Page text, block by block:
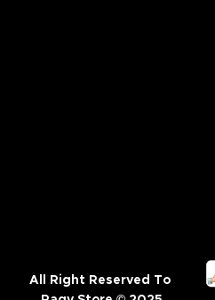
All Right Reserved To